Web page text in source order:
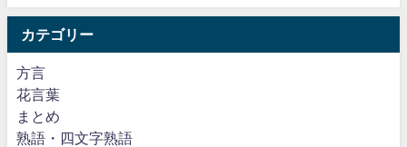
カテゴリー
方言
花言葉
まとめ
熟語・四文字熟語